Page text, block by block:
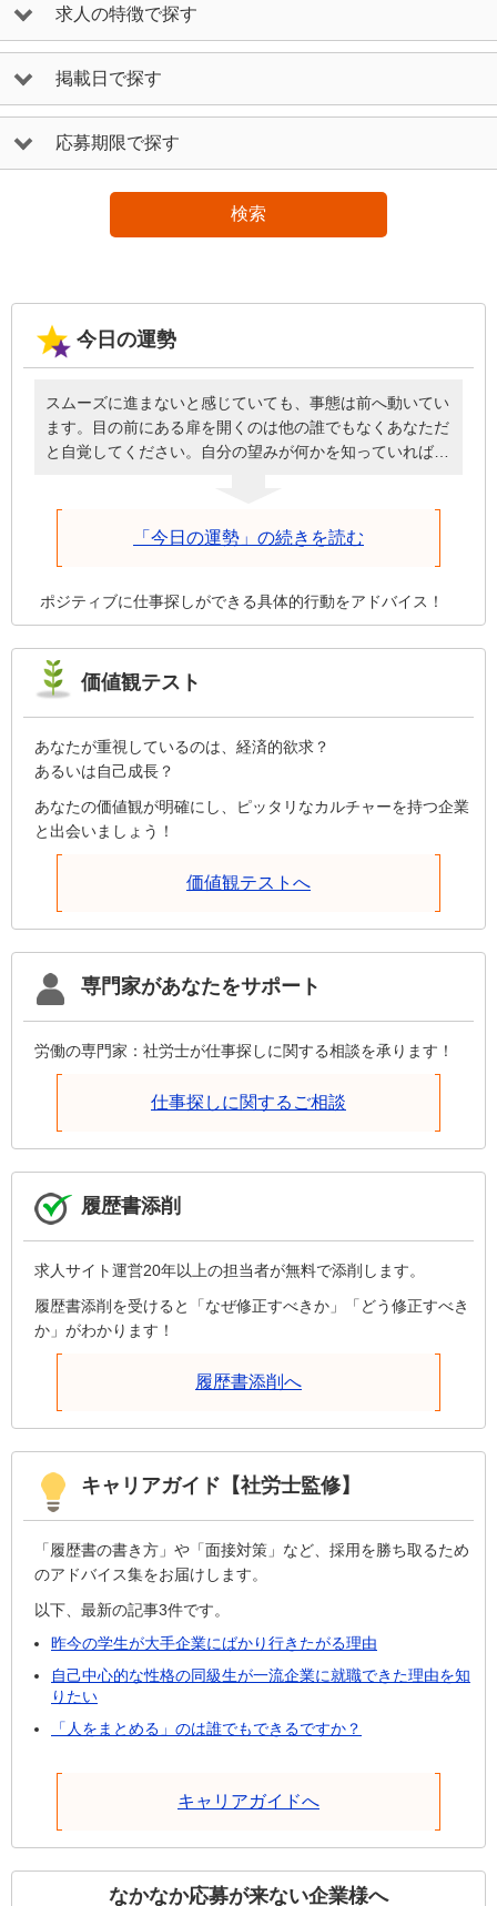
求人の特徴で探す
掲載日で探す
応募期限で探す
検索
今日の運勢
スムーズに進まないと感じていても、事態は前へ動いてい
ます。目の前にある扉を開くのは他の誰でもなくあなただ
と自覚してください。自分の望みが何かを知っていれば、
分が歩を進めることを前提に、深刻にならず明るく元気に
話しかけた方が、今日は物事がうまくいきます。
「今日の運勢」の続きを読む
ポジティブに仕事探しができる具体的行動をアドバイス！
価値観テスト
あなたが重視しているのは、経済的欲求？
あるいは自己成長？
あなたの価値観が明確にし、ピッタリなカルチャーを持つ企業
と出会いましょう！
価値観テストへ
専門家があなたをサポート
労働の専門家：社労士が仕事探しに関する相談を承ります！
仕事探しに関するご相談
履歴書添削
求人サイト運営20年以上の担当者が無料で添削します。
履歴書添削を受けると「なぜ修正すべきか」「どう修正すべき
か」がわかります！
履歴書添削へ
キャリアガイド【社労士監修】
「履歴書の書き方」や「面接対策」など、採用を勝ち取るため
のアドバイス集をお届けします。
以下、最新の記事3件です。
昨今の学生が大手企業にばかり行きたがる理由
自己中心的な性格の同級生が一流企業に就職できた理由を知
りたい
「人をまとめる」のは誰でもできるですか？
キャリアガイドへ
なかなか応募が来ない企業様へ